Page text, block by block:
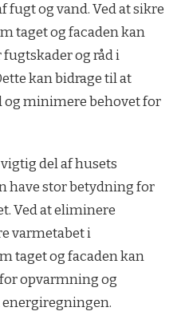
og vand. Ved at sikre
taget og facaden kan
og råd i
kan bidrage til at
minimere behovet for
del af husets
have stor betydning for
Ved at eliminere
varmetabet i
taget og facaden kan
opvarmning og
energiregningen.